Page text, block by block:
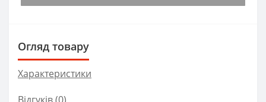
Огляд товару
Характеристики